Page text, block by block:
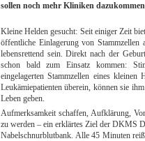
sollen noch mehr Kliniken
Kleine Helden gesucht: Seit einiger Zeit
öffentliche Einlagerung von
lebensrettend sein. Direkt nach der
schon bald zum Einsatz kommen:
eingelagerten Stammzellen eines
Leukämiepatienten überein, können sie
Leben geben.
Aufmerksamkeit schaffen, Aufklärung,
zu werden – ein erklärtes Ziel der DKMS
Nabelschnurblutbank. Alle 45 Minuten